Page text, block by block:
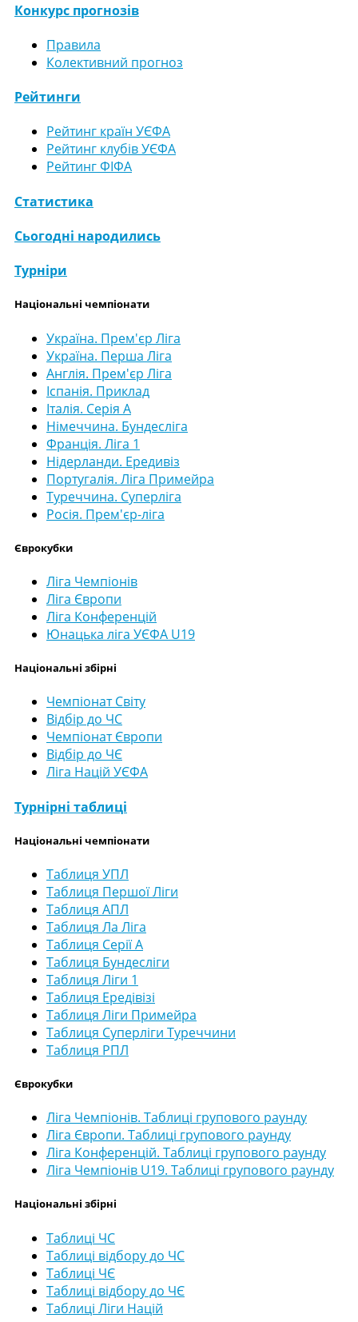
Конкурс прогнозів
Правила
Колективний прогноз
Рейтинги
Рейтинг країн УЄФА
Рейтинг клубів УЄФА
Рейтинг ФІФА
Статистика
Сьогодні народились
Турніри
Національні чемпіонати
Україна. Прем'єр Ліга
Україна. Перша Ліга
Англія. Прем'єр Ліга
Іспанія. Приклад
Італія. Серія А
Німеччина. Бундесліга
Франція. Ліга 1
Нідерланди. Ередивіз
Португалія. Ліга Примейра
Туреччина. Суперліга
Росія. Прем'єр-ліга
Єврокубки
Ліга Чемпіонів
Ліга Європи
Ліга Конференцій
Юнацька ліга УЄФА U19
Національні збірні
Чемпіонат Світу
Відбір до ЧС
Чемпіонат Європи
Відбір до ЧЄ
Ліга Націй УЄФА
Турнірні таблиці
Національні чемпіонати
Таблиця УПЛ
Таблиця Першої Ліги
Таблиця АПЛ
Таблиця Ла Ліга
Таблиця Серії А
Таблиця Бундесліги
Таблиця Ліги 1
Таблиця Ередівізі
Таблиця Ліги Примейра
Таблиця Суперліги Туреччини
Таблиця РПЛ
Єврокубки
Ліга Чемпіонів. Таблиці групового раунду
Ліга Європи. Таблиці групового раунду
Ліга Конференцій. Таблиці групового раунду
Ліга Чемпіонів U19. Таблиці групового раунду
Національні збірні
Таблиці ЧС
Таблиці відбору до ЧС
Таблиці ЧЄ
Таблиці відбору до ЧЄ
Таблиці Ліги Націй